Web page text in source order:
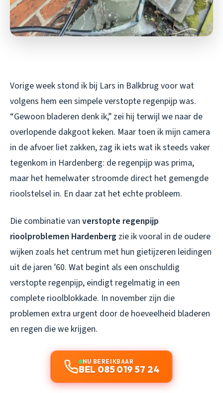
Vorige week stond ik bij Lars in Balkbrug voor wat
volgens hem een simpele verstopte regenpijp was.
“Gewoon bladeren denk ik,” zei hij terwijl we naar de
overlopende dakgoot keken. Maar toen ik mijn camera
in de afvoer liet zakken, zag ik iets wat ik steeds vaker
tegenkom in Hardenberg: de regenpijp was prima,
maar het hemelwater stroomde direct het gemengde
rioolstelsel in. En daar zat het echte probleem.
Die combinatie van verstopte regenpijp
rioolproblemen Hardenberg zie ik vooral in de oudere
wijken zoals het centrum met hun gietijzeren leidingen
uit de jaren ’60. Wat begint als een onschuldig
verstopte regenpijp, eindigt regelmatig in een
complete rioolblokkade. In november zijn die
problemen extra urgent door de hoeveelheid bladeren
en regen die we krijgen.
NU BEREIKBAAR
BEL 085 019 57 24